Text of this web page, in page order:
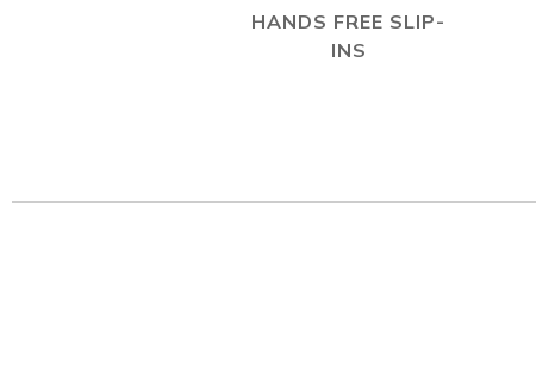
HANDS FREE SLIP-
INS